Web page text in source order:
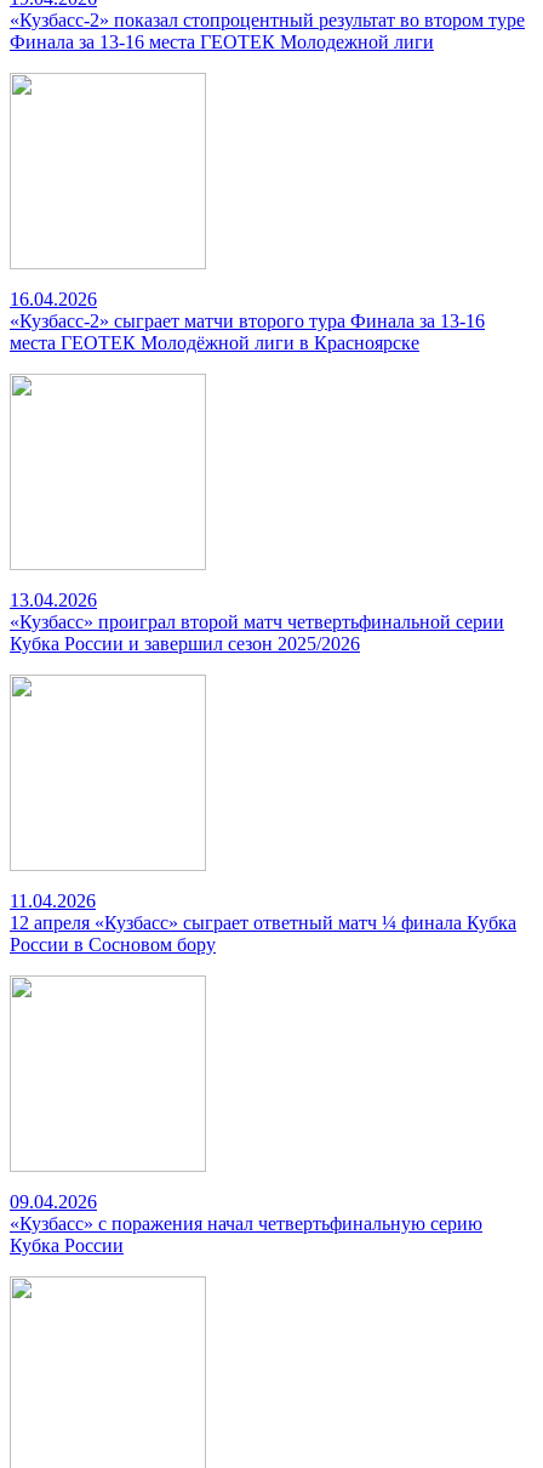
«Кузбасс-2» показал стопроцентный результат во втором туре
Финала за 13-16 места ГЕОТЕК Молодежной лиги
16.04.2026
«Кузбасс-2» сыграет матчи второго тура Финала за 13-16
места ГЕОТЕК Молодёжной лиги в Красноярске
13.04.2026
«Кузбасс» проиграл второй матч четвертьфинальной серии
Кубка России и завершил сезон 2025/2026
11.04.2026
12 апреля «Кузбасс» сыграет ответный матч ¼ финала Кубка
России в Сосновом бору
09.04.2026
«Кузбасс» с поражения начал четвертьфинальную серию
Кубка России